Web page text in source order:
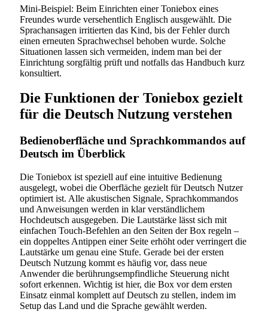
Mini-Beispiel: Beim Einrichten einer Toniebox eines
Freundes wurde versehentlich Englisch ausgewählt. Die
Sprachansagen irritierten das Kind, bis der Fehler durch
einen erneuten Sprachwechsel behoben wurde. Solche
Situationen lassen sich vermeiden, indem man bei der
Einrichtung sorgfältig prüft und notfalls das Handbuch kurz
konsultiert.
Die Funktionen der Toniebox gezielt
für die Deutsch Nutzung verstehen
Bedienoberfläche und Sprachkommandos auf
Deutsch im Überblick
Die Toniebox ist speziell auf eine intuitive Bedienung
ausgelegt, wobei die Oberfläche gezielt für Deutsch Nutzer
optimiert ist. Alle akustischen Signale, Sprachkommandos
und Anweisungen werden in klar verständlichem
Hochdeutsch ausgegeben. Die Lautstärke lässt sich mit
einfachen Touch-Befehlen an den Seiten der Box regeln –
ein doppeltes Antippen einer Seite erhöht oder verringert die
Lautstärke um genau eine Stufe. Gerade bei der ersten
Deutsch Nutzung kommt es häufig vor, dass neue
Anwender die berührungsempfindliche Steuerung nicht
sofort erkennen. Wichtig ist hier, die Box vor dem ersten
Einsatz einmal komplett auf Deutsch zu stellen, indem im
Setup das Land und die Sprache gewählt werden.